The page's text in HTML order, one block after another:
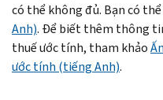
có thể không đủ. Bạn có
Anh). Để biết thêm thông
thuế ước tính, tham khảo
ước tính (tiếng Anh).